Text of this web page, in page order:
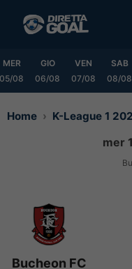
MER
05/08
GIO
06/08
VEN
07/08
SAB
08/08
Home K-League 1
mer
Bucheon FC